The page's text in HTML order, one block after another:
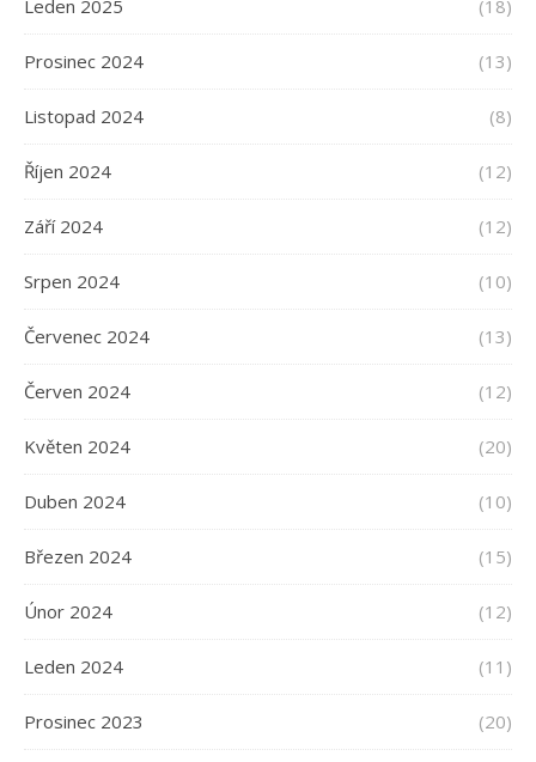
Leden 2025 (18)
Prosinec 2024 (13)
Listopad 2024 (8)
Říjen 2024 (12)
Září 2024 (12)
Srpen 2024 (10)
Červenec 2024 (13)
Červen 2024 (12)
Květen 2024 (20)
Duben 2024 (10)
Březen 2024 (15)
Únor 2024 (12)
Leden 2024 (11)
Prosinec 2023 (20)